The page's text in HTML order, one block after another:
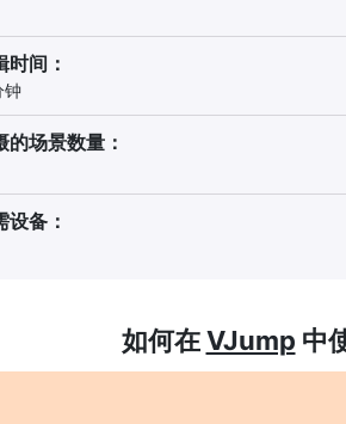
时间：
钟
的场景数量：
设备：
如何在VJump 中